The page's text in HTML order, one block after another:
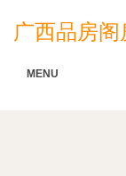
广西品房
MENU